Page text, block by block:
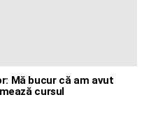
Mă bucur că am avut
cursul